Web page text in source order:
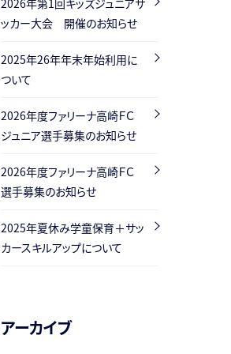
2026年第1回キッズジュニアサ
ッカー大会 開催のお知らせ
2025年26年年末年始利用に
ついて
2026年度ファリーナ高崎ＦＣ
ジュニア選手募集のお知らせ
2026年度ファリーナ高崎ＦＣ
選手募集のお知らせ
2025年夏休み学童保育＋サッ
カースキルアップについて
アーカイブ